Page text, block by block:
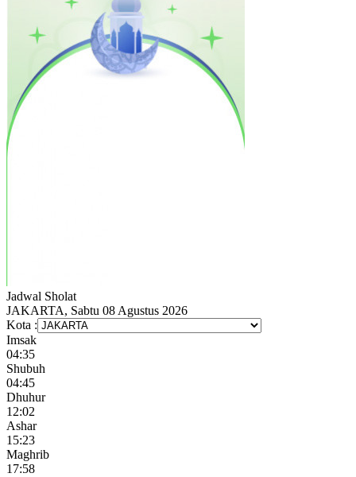
Jadwal Sholat
JAKARTA, Sabtu 08 Agustus 2026
Kota :
Imsak
04:35
Shubuh
04:45
Dhuhur
12:02
Ashar
15:23
Maghrib
17:58